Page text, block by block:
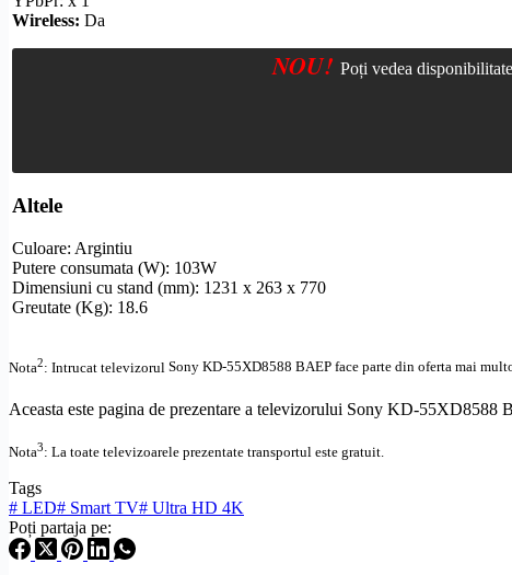
Wireless: Da
NOU! Poți vedea
Altele
Culoare: Argintiu
Putere consumata (W): 103W
Dimensiuni cu stand (mm): 1231 x 263 x 770
Greutate (Kg): 18.6
Nota2: Intrucat televizorul Sony KD-55XD8588 BAEP face parte din oferta mai
Aceasta este pagina de prezentare a televizorului Sony KD-55XD8588
Nota3: La toate televizoarele prezentate transportul este gratuit.
Tags
# LED# Smart TV# Ultra HD 4K
Poți partaja pe: